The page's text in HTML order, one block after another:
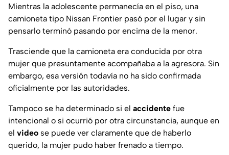
Mientras la adolescente permanecía en el piso, una
camioneta tipo Nissan Frontier pasó por el lugar y sin
pensarlo terminó pasando por encima de la menor.
Trasciende que la camioneta era conducida por otra
mujer que presuntamente acompañaba a la agresora. Sin
embargo, esa versión todavía no ha sido confirmada
oficialmente por las autoridades.
Tampoco se ha determinado si el accidente fue
intencional o si ocurrió por otra circunstancia, aunque en
el video se puede ver claramente que de haberlo
querido, la mujer pudo haber frenado a tiempo.